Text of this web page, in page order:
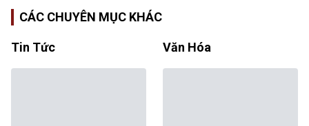
CÁC CHUYÊN MỤC KHÁC
Tin Tức Văn Hóa